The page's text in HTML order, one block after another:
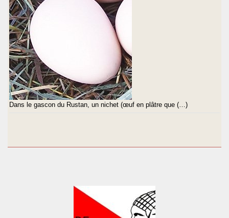
Dans le gascon du Rustan, un nichet (œuf en plâtre que (…)